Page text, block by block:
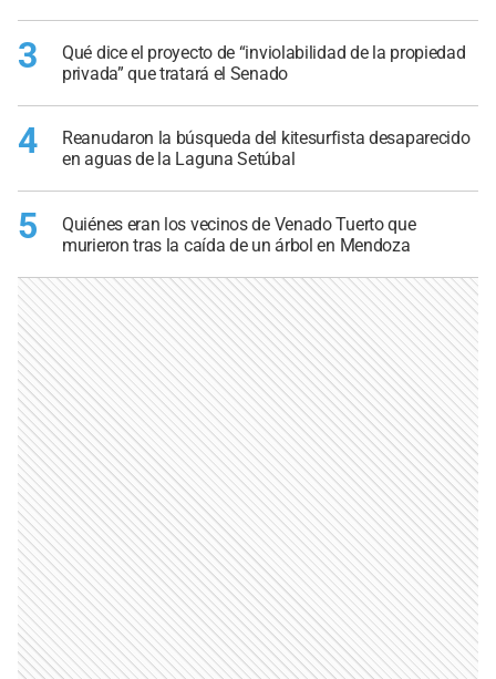
3
Qué dice el proyecto de “inviolabilidad de la propiedad
privada” que tratará el Senado
4
Reanudaron la búsqueda del kitesurfista desaparecido
en aguas de la Laguna Setúbal
5
Quiénes eran los vecinos de Venado Tuerto que
murieron tras la caída de un árbol en Mendoza